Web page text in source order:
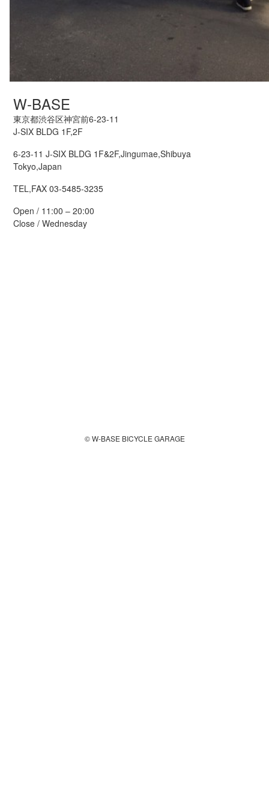
W-BASE
東京都渋谷区神宮前6-23-11
J-SIX BLDG 1F,2F
6-23-11 J-SIX BLDG 1F&2F,Jingumae,Shibuya
Tokyo,Japan
TEL,FAX 03-5485-3235
Open / 11:00 – 20:00
Close / Wednesday
© W-BASE BICYCLE GARAGE